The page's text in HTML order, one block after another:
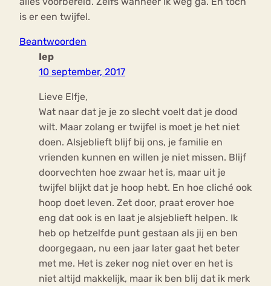
is er een twijfel.
Beantwoorden
Iep
10 september, 2017
Lieve Elfje,
Wat naar dat je je zo slecht voelt dat je dood
wilt. Maar zolang er twijfel is moet je het niet
doen. Alsjeblieft blijf bij ons, je familie en
vrienden kunnen en willen je niet missen. Blijf
doorvechten hoe zwaar het is, maar uit je
twijfel blijkt dat je hoop hebt. En hoe cliché ook
hoop doet leven. Zet door, praat erover hoe
eng dat ook is en laat je alsjeblieft helpen. Ik
heb op hetzelfde punt gestaan als jij en ben
doorgegaan, nu een jaar later gaat het beter
met me. Het is zeker nog niet over en het is
niet altijd makkelijk, maar ik ben blij dat ik merk